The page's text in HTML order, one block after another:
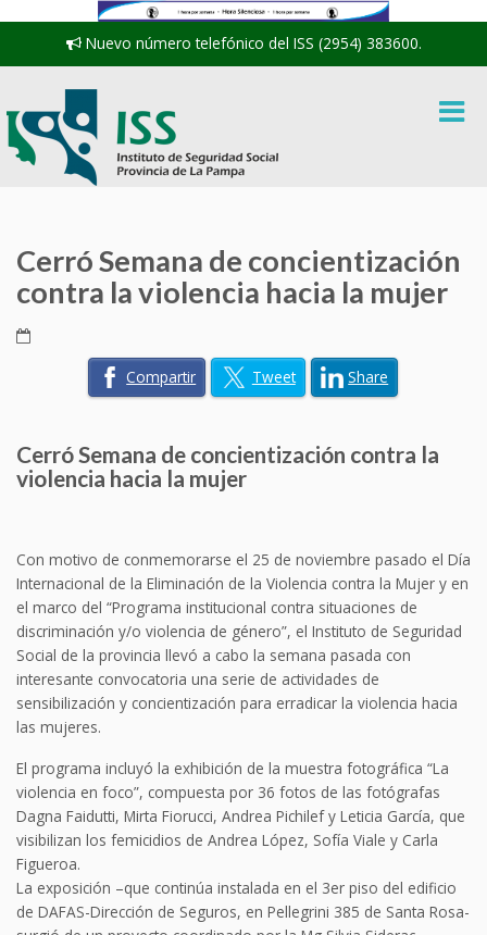
Nuevo número telefónico del ISS (2954) 383600.
Cerró Semana de concientización
contra la violencia hacia la mujer
Compartir Tweet Share
Cerró Semana de concientización contra la
violencia hacia la mujer
Con motivo de conmemorarse el 25 de noviembre pasado el Día
Internacional de la Eliminación de la Violencia contra la Mujer y en
el marco del “Programa institucional contra situaciones de
discriminación y/o violencia de género”, el Instituto de Seguridad
Social de la provincia llevó a cabo la semana pasada con
interesante convocatoria una serie de actividades de
sensibilización y concientización para erradicar la violencia hacia
las mujeres.
El programa incluyó la exhibición de la muestra fotográfica “La
violencia en foco”, compuesta por 36 fotos de las fotógrafas
Dagna Faidutti, Mirta Fiorucci, Andrea Pichilef y Leticia García, que
visibilizan los femicidios de Andrea López, Sofía Viale y Carla
Figueroa.
La exposición –que continúa instalada en el 3er piso del edificio
de DAFAS-Dirección de Seguros, en Pellegrini 385 de Santa Rosa-